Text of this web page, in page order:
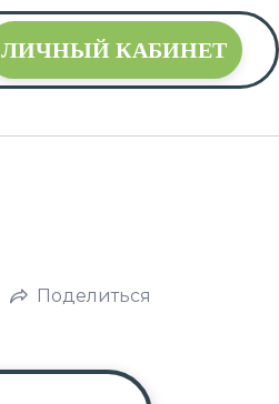
ЛИЧНЫЙ КАБИНЕТ
Поделиться